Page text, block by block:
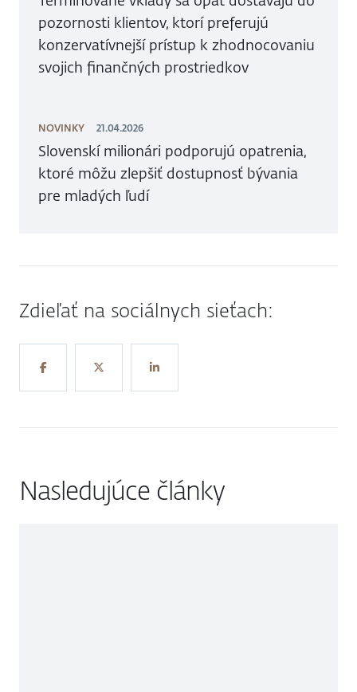
pozornosti klientov, ktorí preferujú
konzervatívnejší prístup k zhodnocovaniu
svojich finančných prostriedkov
NOVINKY 21.04.2026
Slovenskí milionári podporujú opatrenia,
ktoré môžu zlepšiť dostupnosť bývania
pre mladých ľudí
Zdieľať na sociálnych sieťach:
Nasledujúce články